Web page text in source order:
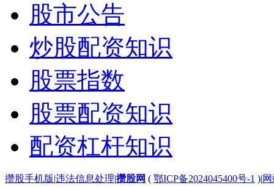
股市公告
炒股配资知识
股票指数
股票配资知识
配资杠杆知识
攒股手机版|违法信息处理|攒股网 ( 鄂ICP备2024045400号-1 )|